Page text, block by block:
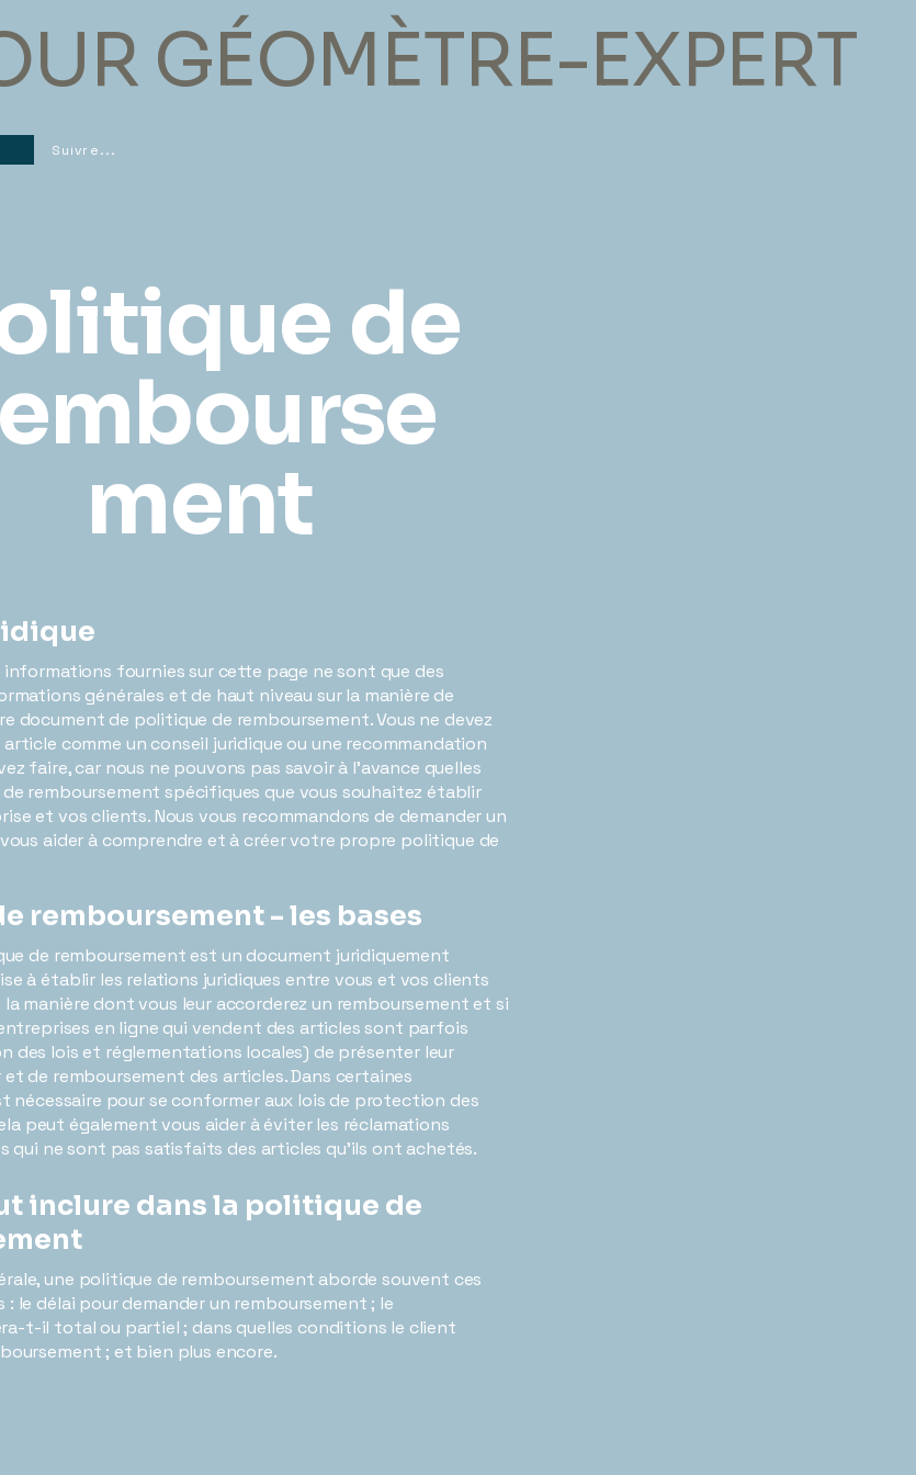
GÉOMÈTRE-EXPERT
Suivre...
de
ment
fournies sur cette page ne sont que des
générales et de haut niveau sur la manière de
document de politique de remboursement. Vous ne devez
comme un conseil juridique ou une recommandation
faire, car nous ne pouvons pas savoir à l'avance quelles
remboursement spécifiques que vous souhaitez établir
et vos clients. Nous vous recommandons de demander un
aider à comprendre et à créer votre propre politique de
remboursement - les bases
de remboursement est un document juridiquement
à établir les relations juridiques entre vous et vos clients
la manière dont vous leur accorderez un remboursement et si
en ligne qui vendent des articles sont parfois
des lois et réglementations locales) de présenter leur
de remboursement des articles. Dans certaines
nécessaire pour se conformer aux lois de protection des
peut également vous aider à éviter les réclamations
qui ne sont pas satisfaits des articles qu'ils ont achetés.
inclure dans la politique de
une politique de remboursement aborde souvent ces
le délai pour demander un remboursement ; le
t-il total ou partiel ; dans quelles conditions le client
; et bien plus encore.